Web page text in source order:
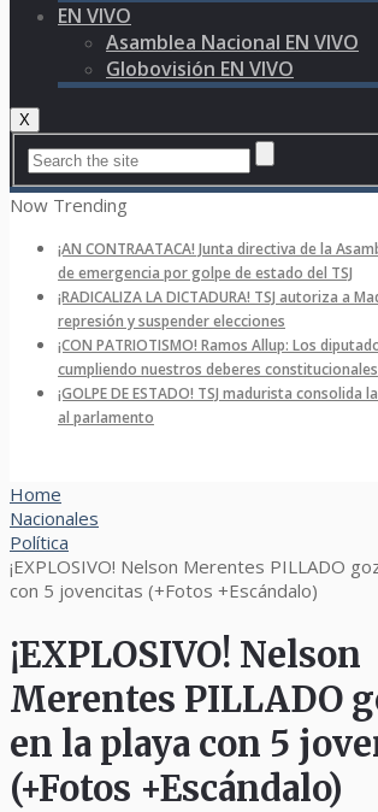
EN VIVO
Asamblea Nacional EN VIVO
Globovisión EN VIVO
X
Now Trending
¡AN CONTRAATACA! Junta directiva de la
de emergencia por golpe de estado del TSJ
¡RADICALIZA LA DICTADURA! TSJ autoriza a
represión y suspender elecciones
¡CON PATRIOTISMO! Ramos Allup: Los
cumpliendo nuestros deberes constitucionales
¡GOLPE DE ESTADO! TSJ madurista
al parlamento
Home
Nacionales
Política
¡EXPLOSIVO! Nelson Merentes PILLADO
con 5 jovencitas (+Fotos +Escándalo)
¡EXPLOSIVO! Nelson
Merentes PILLADO
en la playa con 5
(+Fotos +Escándalo)